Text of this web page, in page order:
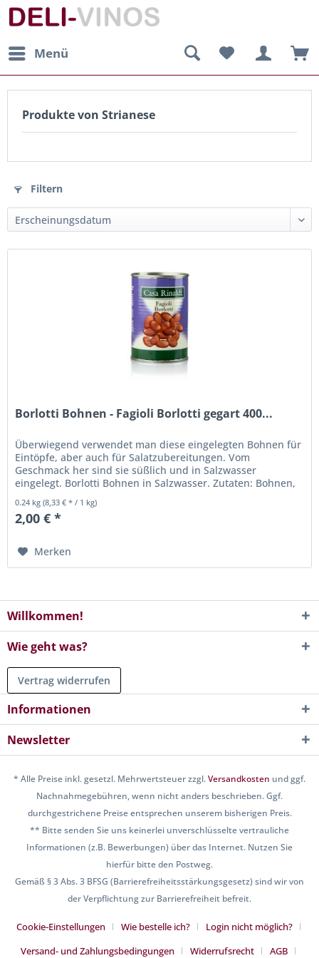
Menü
Produkte von Strianese
Filtern
Borlotti Bohnen - Fagioli Borlotti gegart 400...
Überwiegend verwendet man diese eingelegten Bohnen für
Eintöpfe, aber auch für Salatzubereitungen. Vom
Geschmack her sind sie süßlich und in Salzwasser
eingelegt. Borlotti Bohnen in Salzwasser. Zutaten: Bohnen,
0.24 kg(8,33 € * / 1 kg)
2,00 € *
Merken
Willkommen!
Wie geht was?
Vertrag widerrufen
Informationen
Newsletter
* Alle Preise inkl. gesetzl. Mehrwertsteuer zzgl.Versandkosten und ggf.
Nachnahmegebühren, wenn nicht anders beschrieben. Ggf.
durchgestrichene Preise entsprechen unserem bisherigen Preis.
** Bitte senden Sie uns keinerlei unverschlüsselte vertrauliche
Informationen (z.B. Bewerbungen) über das Internet. Nutzen Sie
hierfür bitte den Postweg.
Gemäß § 3 Abs. 3 BFSG (Barrierefreiheitsstärkungsgesetz) sind wir von
der Verpflichtung zur Barrierefreiheit befreit.
Cookie-Einstellungen Wie bestelle ich?
Login nicht möglich?
Versand- und Zahlungsbedingungen
Widerrufsrecht AGB